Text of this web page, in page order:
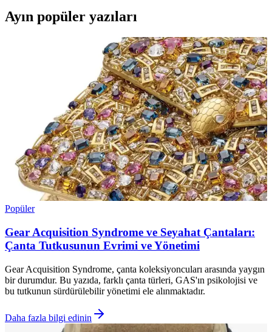
Ayın popüler yazıları
Popüler
Gear Acquisition Syndrome ve Seyahat Çantaları:
Çanta Tutkusunun Evrimi ve Yönetimi
Gear Acquisition Syndrome, çanta koleksiyoncuları arasında yaygın
bir durumdur. Bu yazıda, farklı çanta türleri, GAS'ın psikolojisi ve
bu tutkunun sürdürülebilir yönetimi ele alınmaktadır.
Daha fazla bilgi edinin